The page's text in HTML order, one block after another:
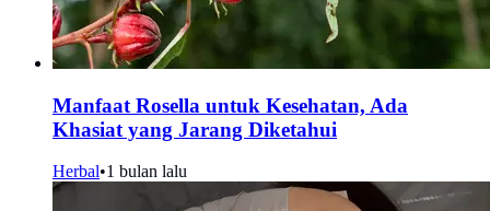
Manfaat Rosella untuk Kesehatan, Ada
Khasiat yang Jarang Diketahui
Herbal•1 bulan lalu